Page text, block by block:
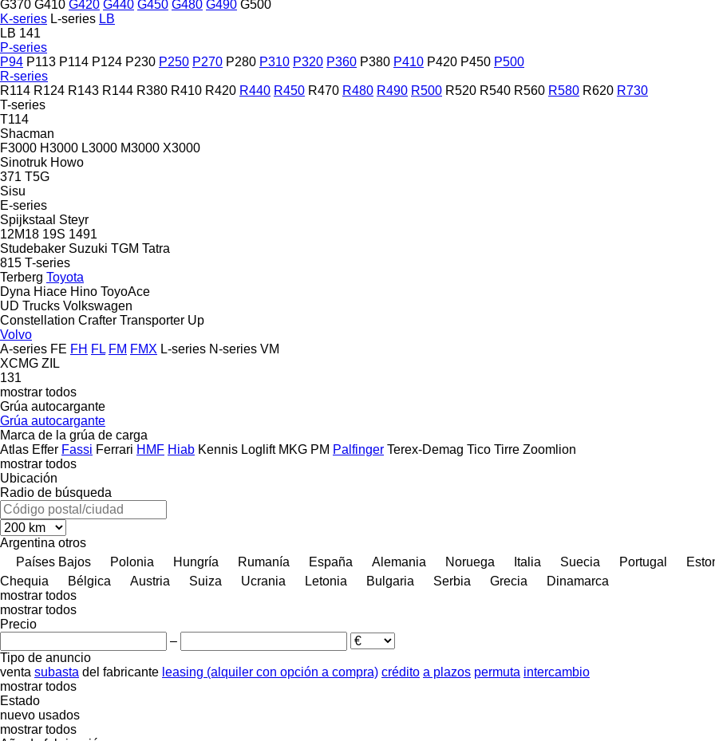
G370 G410 G420 G440 G450 G480 G490 G500
K-series L-series LB
LB 141
P-series
P94 P113 P114 P124 P230 P250 P270 P280 P310 P320 P360 P380 P410 P420 P450 P500
R-series
R114 R124 R143 R144 R380 R410 R420 R440 R450 R470 R480 R490 R500 R520 R540 R560 R580 R620 R730
T-series
T114
Shacman
F3000 H3000 L3000 M3000 X3000
Sinotruk Howo
371 T5G
Sisu
E-series
Spijkstaal Steyr
12M18 19S 1491
Studebaker Suzuki TGM Tatra
815 T-series
Terberg Toyota
Dyna Hiace Hino ToyoAce
UD Trucks Volkswagen
Constellation Crafter Transporter Up
Volvo
A-series FE FH FL FM FMX L-series N-series VM
XCMG ZIL
131
mostrar todos
Grúa autocargante
Grúa autocargante
Marca de la grúa de carga
Atlas Effer Fassi Ferrari HMF Hiab Kennis Loglift MKG PM Palfinger Terex-Demag Tico Tirre Zoomlion
mostrar todos
Ubicación
Radio de búsqueda
Argentina otros
Países Bajos
Polonia Hungría Rumanía España Alemania Noruega Italia Suecia Portugal
Chequia
Bélgica Austria Suiza Ucrania Letonia Bulgaria Serbia Grecia
Dinamarca
mostrar todos
mostrar todos
Precio
–
Tipo de anuncio
venta subasta del fabricante leasing (alquiler con opción a compra) crédito a plazos permuta intercambio
mostrar todos
Estado
nuevo usados
mostrar todos